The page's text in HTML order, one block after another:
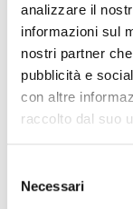
analizzare il
informazioni sul
nostri partner
pubblicità e
con altre
raccolto dal suo
delNecessari